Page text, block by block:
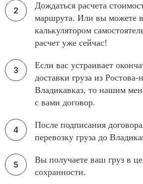
Дождаться расчета
маршрута. Или вы можете
калькулятором
расчет уже сейчас!
Если вас устраивает
доставки груза из
Владикавказ, то нашим
с вами договор.
После подписания
перевозку груза до
Вы получаете ваш груз в
сохранности.